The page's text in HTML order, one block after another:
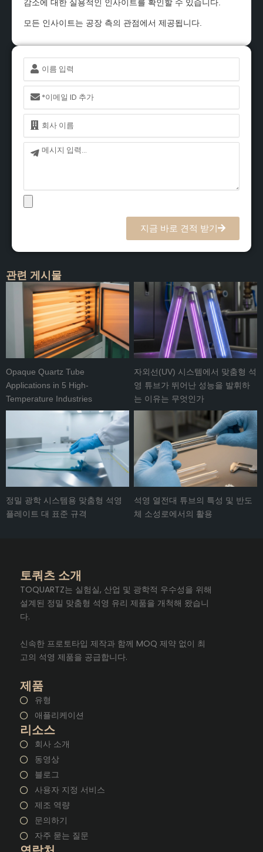
감소에 대한 실용적인 인사이트를 확인할 수 있습니다.
모든 인사이트는 공장 측의 관점에서 제공됩니다.
름
이
메
일
름
지금 바로 견적 받기
관련 게시물
Opaque Quartz Tube
Applications in 5 High-
Temperature Industries
자외선(UV) 시스템에서 맞춤형 석
영 튜브가 뛰어난 성능을 발휘하
는 이유는 무엇인가
정밀 광학 시스템용 맞춤형 석영
플레이트 대 표준 규격
석영 열전대 튜브의 특성 및 반도
체 소성로에서의 활용
토쿼츠 소개
TOQUARTZ는 실험실, 산업 및 광학적 우수성을 위해
설계된 정밀 맞춤형 석영 유리 제품을 개척해 왔습니
다.
신속한 프로토타입 제작과 함께 MOQ 제약 없이 최
고의 석영 제품을 공급합니다.
제품
유형
애플리케이션
리소스
회사 소개
동영상
블로그
사용자 지정 서비스
제조 역량
문의하기
자주 묻는 질문